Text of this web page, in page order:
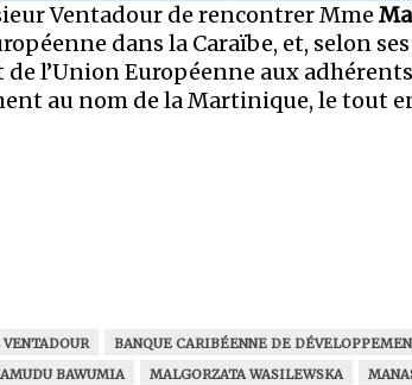
Ventadour de rencontrer Mme
dans la Caraïbe, et, selon
de l’Union Européenne aux
au nom de la Martinique, le tout
BANQUE CARIBÉENNE DE
BAWUMIA MALGORZATA WASILEWSKA